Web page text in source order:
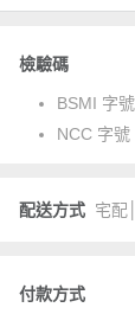
檢驗碼
BSMI 字號
NCC 字號
配送方式 宅配
付款方式